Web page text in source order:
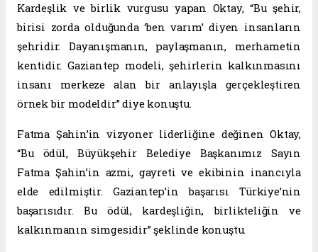
Kardeşlik ve birlik vurgusu yapan Oktay, “Bu şehir,
birisi zorda olduğunda ‘ben varım’ diyen insanların
şehridir. Dayanışmanın, paylaşmanın, merhametin
kentidir. Gaziantep modeli, şehirlerin kalkınmasını
insanı merkeze alan bir anlayışla gerçekleştiren
örnek bir modeldir” diye konuştu.
Fatma Şahin’in vizyoner liderliğine değinen Oktay,
“Bu ödül, Büyükşehir Belediye Başkanımız Sayın
Fatma Şahin’in azmi, gayreti ve ekibinin inancıyla
elde edilmiştir. Gaziantep’in başarısı Türkiye’nin
başarısıdır. Bu ödül, kardeşliğin, birlikteliğin ve
kalkınmanın simgesidir” şeklinde konuştu.